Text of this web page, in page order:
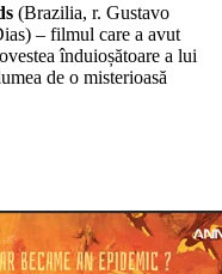
(Brazilia, r. Gustavo
– filmul care a avut
înduioșătoare a lui
de o misterioasă